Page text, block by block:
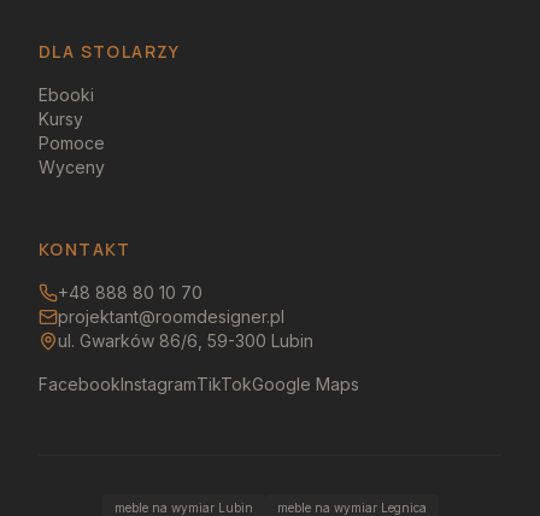
DLA STOLARZY
Ebooki
Kursy
Pomoce
Wyceny
KONTAKT
+48 888 80 10 70
projektant@roomdesigner.pl
ul. Gwarków 86/6, 59-300 Lubin
FacebookInstagramTikTokGoogle Maps
meble na wymiar Lubin
meble na wymiar Legnica